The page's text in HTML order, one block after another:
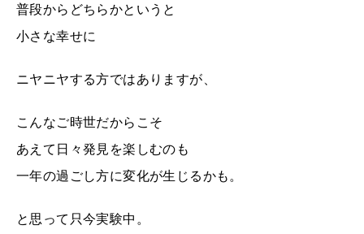
普段からどちらかというと
小さな幸せに
ニヤニヤする方ではありますが、
こんなご時世だからこそ
あえて日々発見を楽しむのも
一年の過ごし方に変化が生じるかも。
と思って只今実験中。